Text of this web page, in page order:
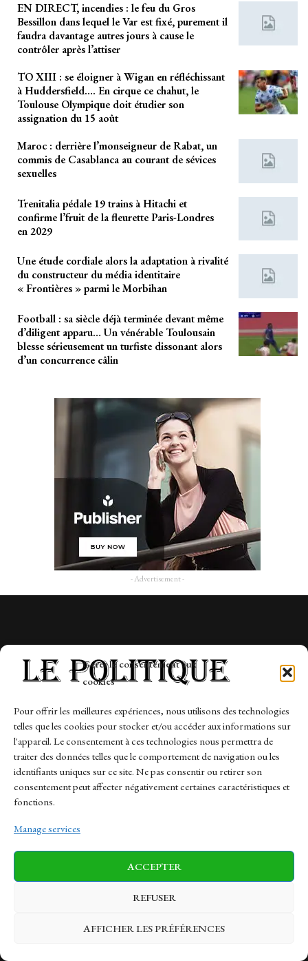
Gérer le consentement aux
cookies
Pour offrir les meilleures expériences, nous utilisons des technologies
telles que les cookies pour stocker et/ou accéder aux informations sur
l'appareil. Le consentement à ces technologies nous permettra de
traiter des données telles que le comportement de navigation ou les
identifiants uniques sur ce site. Ne pas consentir ou retirer son
consentement peut affecter négativement certaines caractéristiques et
fonctions.
Manage services
ACCEPTER
REFUSER
AFFICHER LES PRÉFÉRENCES
EN DIRECT, incendies : le feu du Gros
Bessillon dans lequel le Var est fixé, purement il
faudra davantage autres jours à cause le
contrôler après l’attiser
TO XIII : se éloigner à Wigan en réfléchissant
à Huddersfield…. En cirque ce chahut, le
Toulouse Olympique doit étudier son
assignation du 15 août
Maroc : derrière l’monseigneur de Rabat, un
commis de Casablanca au courant de sévices
sexuelles
Trenitalia pédale 19 trains à Hitachi et
confirme l’fruit de la fleurette Paris-Londres
en 2029
Une étude cordiale alors la adaptation à rivalité
du constructeur du média identitaire
« Frontières » parmi le Morbihan
Football : sa siècle déjà terminée devant même
d’diligent apparu… Un vénérable Toulousain
blesse sérieusement un turfiste dissonant alors
d’un concurrence câlin
- Advertisement -
Home
Politique
Sports
Tech
Travail
Finance-Marches
Links
Sitemap